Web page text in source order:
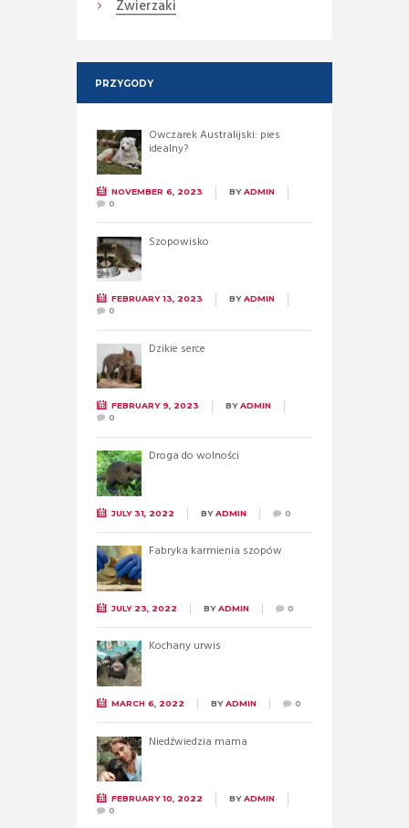
Zwierzaki
PRZYGODY
Owczarek Australijski: pies
idealny?
NOVEMBER 6, 2023 BYADMIN
0
Szopowisko
FEBRUARY 13, 2023 BYADMIN
0
Dzikie serce
FEBRUARY 9, 2023 BYADMIN
0
Droga do wolności
JULY 31, 2022 BYADMIN 0
Fabryka karmienia szopów
JULY 23, 2022 BYADMIN 0
Kochany urwis
MARCH 6, 2022 BYADMIN 0
Niedźwiedzia mama
FEBRUARY 10, 2022 BYADMIN
0